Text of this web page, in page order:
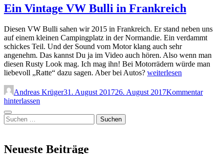
Ein Vintage VW Bulli in Frankreich
Diesen VW Bulli sahen wir 2015 in Frankreich. Er stand neben uns
auf einem kleinen Campingplatz in der Normandie. Ein verdammt
schickes Teil. Und der Sound vom Motor klang auch sehr
angenehm. Das kannst Du ja im Video auch hören. Also wenn man
diesen Rusty Look mag. Ich mag ihn! Bei Motorrädern würde man
liebevoll „Ratte“ dazu sagen. Aber bei Autos? Ein
VW
Bulli
weiterlesen
Andreas Krüger31. August 201726. August 2017Kommentar
hinterlassen
Seitenleiste
Suchen
nach:
Neueste Beiträge